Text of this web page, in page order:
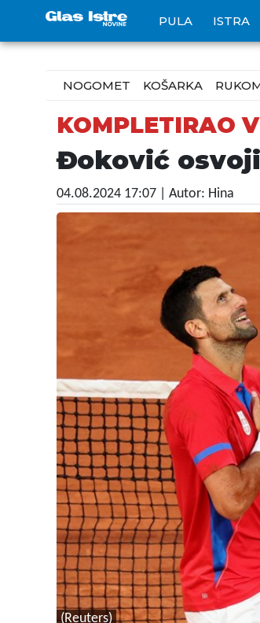
PULA ISTRA
NOGOMET KOŠARKA
KOMPLETIRAO
Đoković
04.08.2024 17:07 | Autor: Hina
(Reuters)